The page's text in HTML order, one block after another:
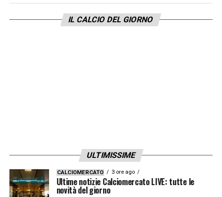
IL CALCIO DEL GIORNO
ULTIMISSIME
CALCIOMERCATO 3 ore ago
Ultime notizie Calciomercato LIVE: tutte le
novità del giorno